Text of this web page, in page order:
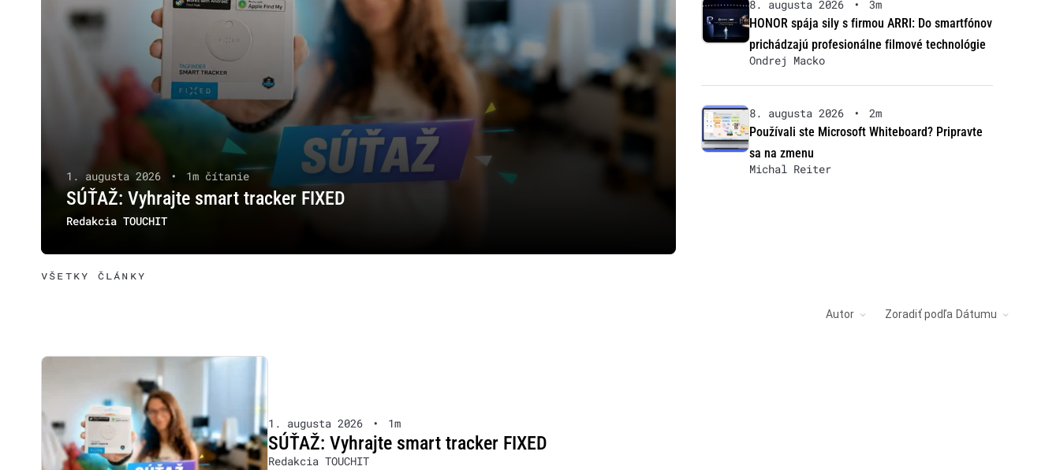
1. augusta 2026 • 1m čítanie
SÚŤAŽ: Vyhrajte smart tracker FIXED
Redakcia TOUCHIT
8. augusta 2026 •
3m
HONOR spája sily s firmou ARRI: Do smartfónov
prichádzajú profesionálne filmové technológie
Ondrej Macko
8. augusta 2026 •
2m
Používali ste Microsoft Whiteboard? Pripravte
sa na zmenu
Michal Reiter
VŠETKY ČLÁNKY
Autor Zoradiť podľa Dátumu
1. augusta 2026 • 1m
SÚŤAŽ: Vyhrajte smart tracker FIXED
Redakcia TOUCHIT